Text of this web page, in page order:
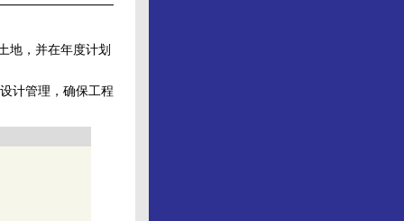
地，并在年度计划
计管理，确保工程